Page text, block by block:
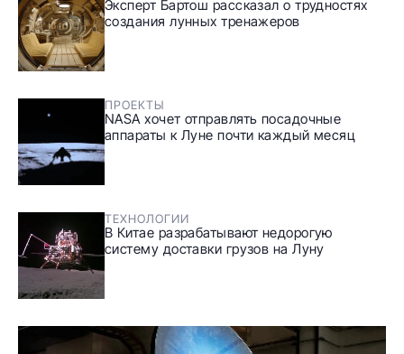
Эксперт Бартош рассказал о трудностях
создания лунных тренажеров
ПРОЕКТЫ
NASA хочет отправлять посадочные
аппараты к Луне почти каждый месяц
ТЕХНОЛОГИИ
В Китае разрабатывают недорогую
систему доставки грузов на Луну